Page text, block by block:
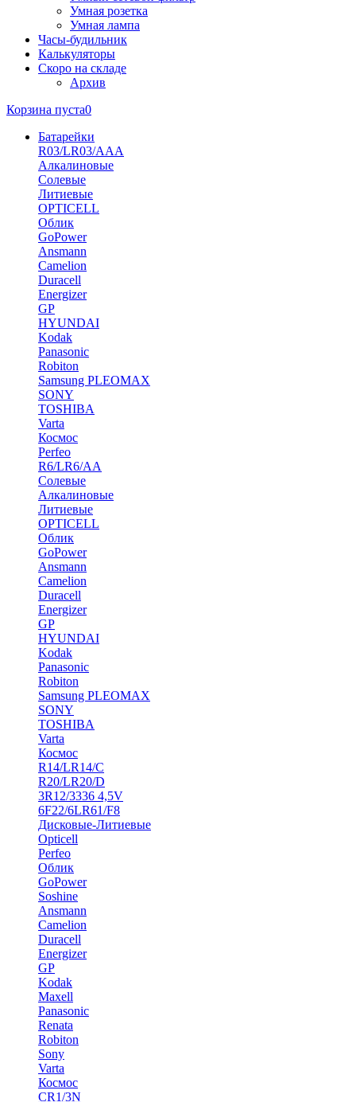
Умная розетка
Умная лампа
Часы-будильник
Калькуляторы
Скоро на складе
Архив
Корзина пуста0
Батарейки
R03/LR03/AAA
Алкалиновые
Солевые
Литиевые
OPTICELL
Облик
GoPower
Ansmann
Camelion
Duracell
Energizer
GP
HYUNDAI
Kodak
Panasonic
Robiton
Samsung PLEOMAX
SONY
TOSHIBA
Varta
Космос
Perfeo
R6/LR6/AA
Солевые
Алкалиновые
Литиевые
OPTICELL
Облик
GoPower
Ansmann
Camelion
Duracell
Energizer
GP
HYUNDAI
Kodak
Panasonic
Robiton
Samsung PLEOMAX
SONY
TOSHIBA
Varta
Космос
R14/LR14/C
R20/LR20/D
3R12/3336 4,5V
6F22/6LR61/F8
Дисковые-Литиевые
Opticell
Perfeo
Облик
GoPower
Soshine
Ansmann
Camelion
Duracell
Energizer
GP
Kodak
Maxell
Panasonic
Renata
Robiton
Sony
Varta
Космос
CR1/3N